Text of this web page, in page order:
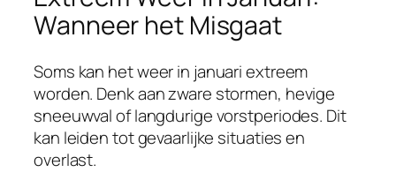
Wanneer het Misgaat
Soms kan het weer in januari extreem
worden. Denk aan zware stormen, hevige
sneeuwval of langdurige vorstperiodes. Dit
kan leiden tot gevaarlijke situaties en
overlast.